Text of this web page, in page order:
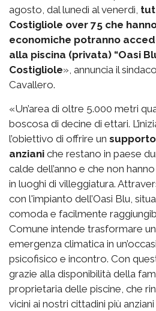
agosto, dal lunedì al venerdì,
Costigliole over 75 che
economiche potranno
alla piscina (privata) “Oasi
Costigliole», annuncia il
Cavallero.
«Un’area di oltre 5.000 metri
boscosa di decine di ettari.
l’obiettivo di offrire un
anziani che restano in paese
calde dell’anno e che non
in luoghi di villeggiatura.
con l'impianto dell’Oasi Blu,
comoda e facilmente
Comune intende trasformare
emergenza climatica in
psicofisico e incontro. Con
grazie alla disponibilità della
proprietaria delle piscine, che
vicini ai nostri cittadini più